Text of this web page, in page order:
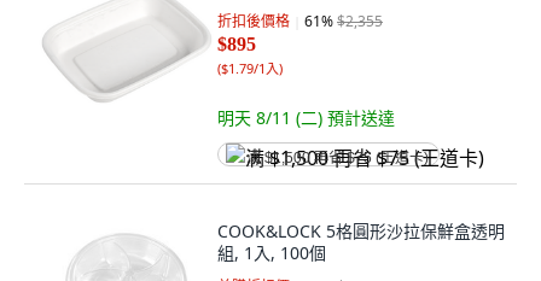
折扣後價格 61%$2,355
$895
($1.79/1入)
明天 8/11 (二) 預計送達
满 $1,500 再省 $75 (王道卡)
COOK&LOCK 5格圓形沙拉保鮮盒透明
組, 1入, 100個